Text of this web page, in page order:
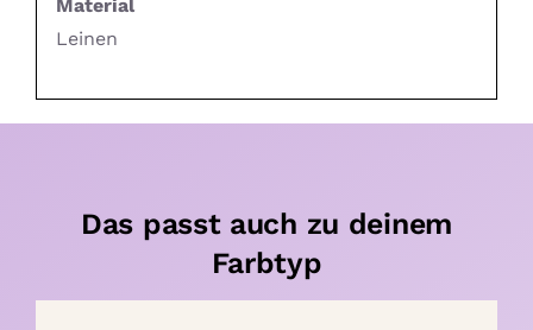
Material
Leinen
Das passt auch zu deinem
Farbtyp